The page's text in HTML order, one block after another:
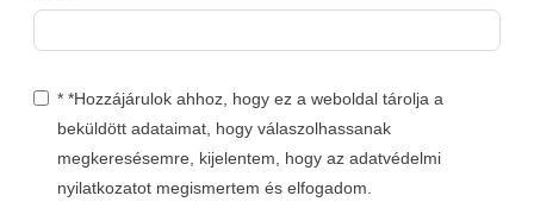
* *Hozzájárulok ahhoz, hogy ez a weboldal tárolja a
beküldött adataimat, hogy válaszolhassanak
megkeresésemre, kijelentem, hogy az adatvédelmi
nyilatkozatot megismertem és elfogadom.